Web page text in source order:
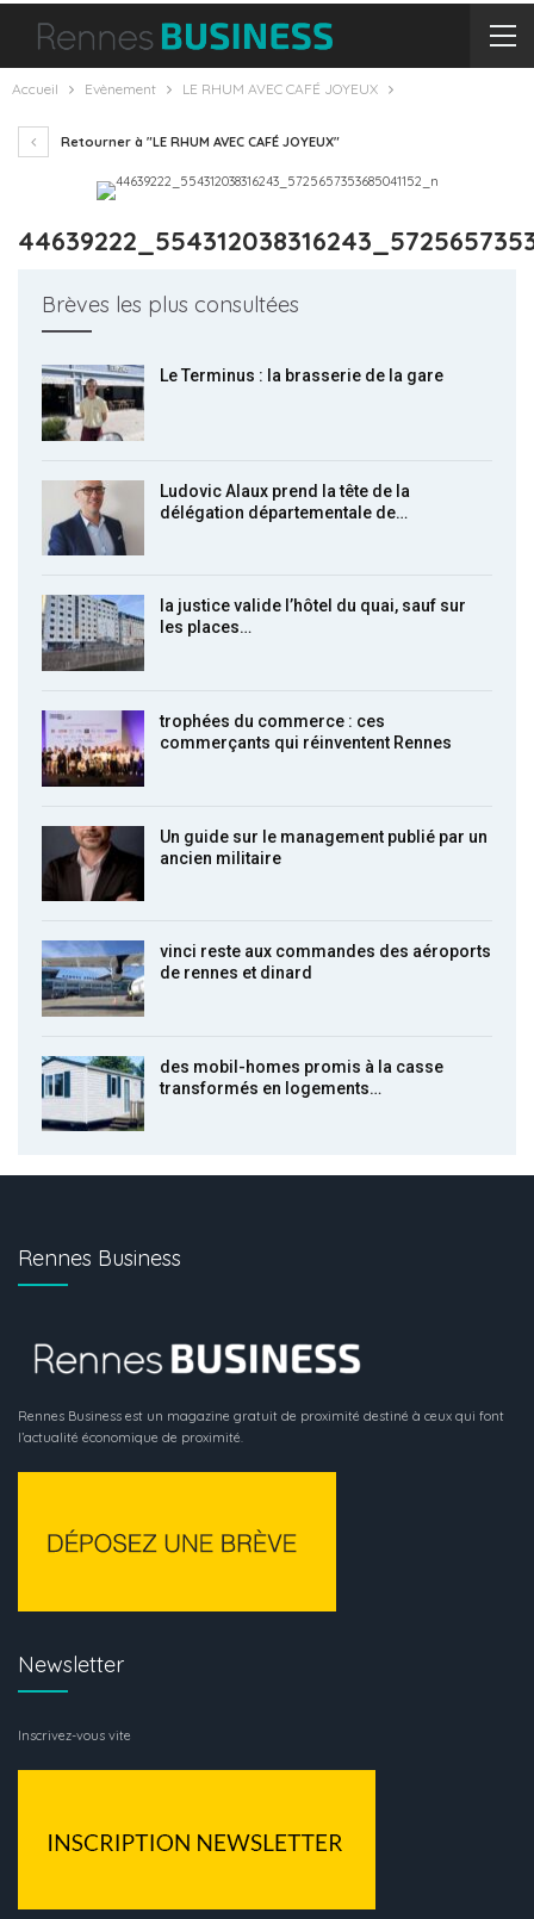
Accueil Evènement LE RHUM AVEC CAFÉ JOYEUX
Retourner à "LE RHUM AVEC CAFÉ JOYEUX"
Brèves les plus consultées
Le Terminus : la brasserie de la gare
Ludovic Alaux prend la tête de la
délégation départementale de…
la justice valide l’hôtel du quai, sauf sur
les places…
trophées du commerce : ces
commerçants qui réinventent Rennes
Un guide sur le management publié par un
ancien militaire
vinci reste aux commandes des aéroports
de rennes et dinard
des mobil-homes promis à la casse
transformés en logements…
Rennes Business
Rennes Business est un magazine gratuit de proximité destiné à ceux qui font
l’actualité économique de proximité.
Newsletter
Inscrivez-vous vite